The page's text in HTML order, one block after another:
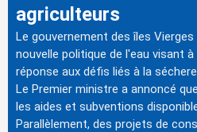
agriculteurs
Le gouvernement des îles
nouvelle politique de l'eau visant
réponse aux défis liés à la
Le Premier ministre a annoncé
les aides et subventions
Parallèlement, des projets de